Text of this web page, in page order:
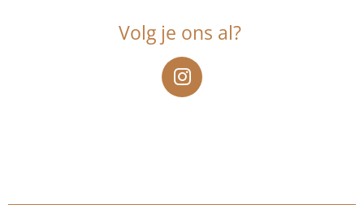
Volg je ons al?
I
n